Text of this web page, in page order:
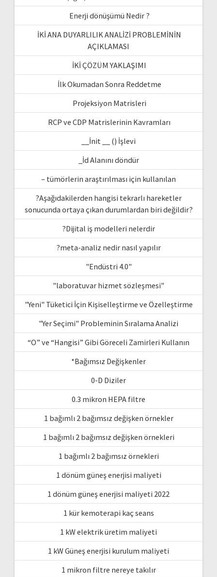
Enerji dönüşümü Nedir ?
İKİ ANA DUYARLILIK ANALİZİ PROBLEMİNİN
AÇIKLAMASI
İKİ ÇÖZÜM YAKLAŞIMI
İlk Okumadan Sonra Reddetme
Projeksiyon Matrisleri
RCP ve CDP Matrislerinin Kavramları
__İnit __ () İşlevi
_İd Alanını döndür
– tümörlerin araştırılması için kullanılan
?Aşağıdakilerden hangisi tekrarlı hareketler
sonucunda ortaya çıkan durumlardan biri değildir?
?Dijital iş modelleri nelerdir
?meta-analiz nedir nasıl yapılır
"Endüstri 4.0"
"laboratuvar hizmet sözleşmesi"
"Yeni" Tüketici İçin Kişiselleştirme ve Özelleştirme
"Yer Seçimi" Probleminin Sıralama Analizi
“O” ve “Hangisi” Gibi Göreceli Zamirleri Kullanın
*Bağımsız Değişkenler
0-D Diziler
0.3 mikron HEPA filtre
1 bağımlı 2 bağımsız değişken örnekler
1 bağımlı 2 bağımsız değişken örnekleri
1 bağımlı 2 bağımsız örnekleri
1 dönüm güneş enerjisi maliyeti
1 dönüm güneş enerjisi maliyeti 2022
1 kür kemoterapi kaç seans
1 kW elektrik üretim maliyeti
1 kW Güneş enerjisi kurulum maliyeti
1 mikron filtre nereye takılır